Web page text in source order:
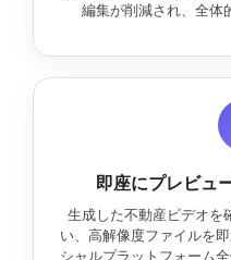
編集が削減され、全体
即座にプレビュ
生成した不動産ビデオを
い、高解像度ファイルを
シャルプラットフォーム